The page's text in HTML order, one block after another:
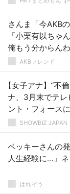
さんま「今AKB
「小栗有以ち
俺もう分からん
ですよね…」
AKBフレンド
【女子アナ】“不
ナ、3月末でテ
ント・フォース
ーとして活動へ
SHOWBIZ JAPAN
ベッキーさんの
人生経験に…」
はれぞう